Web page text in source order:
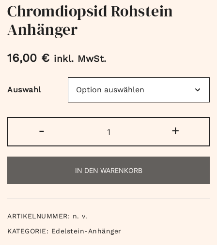
Chromdiopsid Rohstein
Anhänger
16,00 € inkl. MwSt.
Auswahl
-
Rohstein
Anhänger
+
IN DEN WARENKORB
ARTIKELNUMMER: n. v.
KATEGORIE: Edelstein-Anhänger